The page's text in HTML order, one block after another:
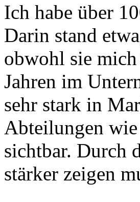
Ich habe über
Darin stand
obwohl sie
Jahren im
sehr stark in
Abteilungen
sichtbar. Durch
stärker zeigen